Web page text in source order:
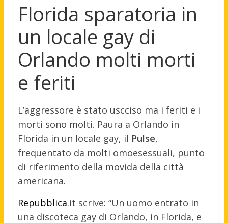
Florida sparatoria in
un locale gay di
Orlando molti morti
e feriti
L’aggressore è stato uscciso ma i feriti e i
morti sono molti. Paura a Orlando in
Florida in un locale gay, il Pulse,
frequentato da molti omoesessuali, punto
di riferimento della movida della città
americana.
Repubblica.it scrive: “Un uomo entrato in
una discoteca gay di Orlando, in Florida, e